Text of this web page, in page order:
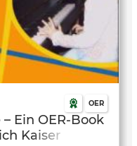
OER
Ein OER-Book
Kaiser